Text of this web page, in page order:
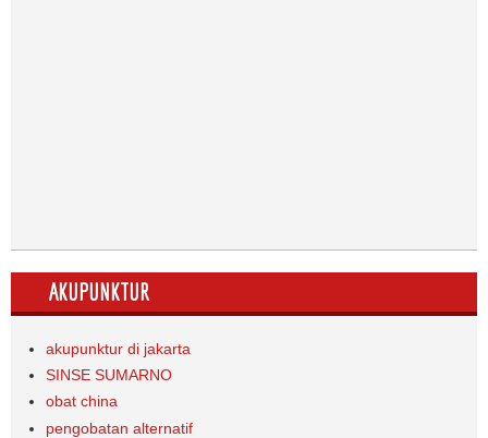
AKUPUNKTUR
akupunktur di jakarta
SINSE SUMARNO
obat china
pengobatan alternatif